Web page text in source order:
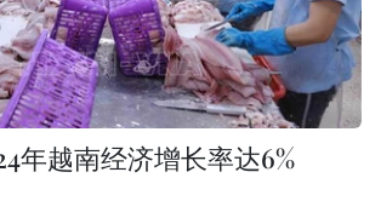
年越南经济增长率达6%